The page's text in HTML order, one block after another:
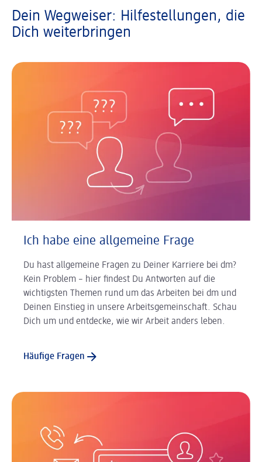
Dein Wegweiser: Hilfestellungen, die
Dich weiterbringen
Ich habe eine allgemeine Frage
Du hast allgemeine Fragen zu Deiner Karriere bei dm?
Kein Problem – hier findest Du Antworten auf die
wichtigsten Themen rund um das Arbeiten bei dm und
Deinen Einstieg in unsere Arbeitsgemeinschaft. Schau
Dich um und entdecke, wie wir Arbeit anders leben.
Häufige Fragen